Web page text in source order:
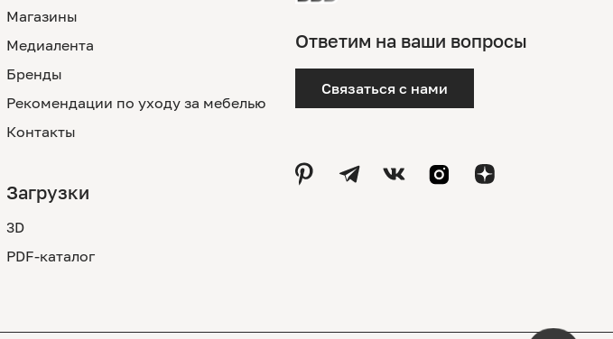
Магазины
Медиалента
Бренды
Рекомендации по уходу за мебелью
Контакты
Загрузки
3D
PDF-каталог
Ответим на ваши вопросы
Связаться с нами